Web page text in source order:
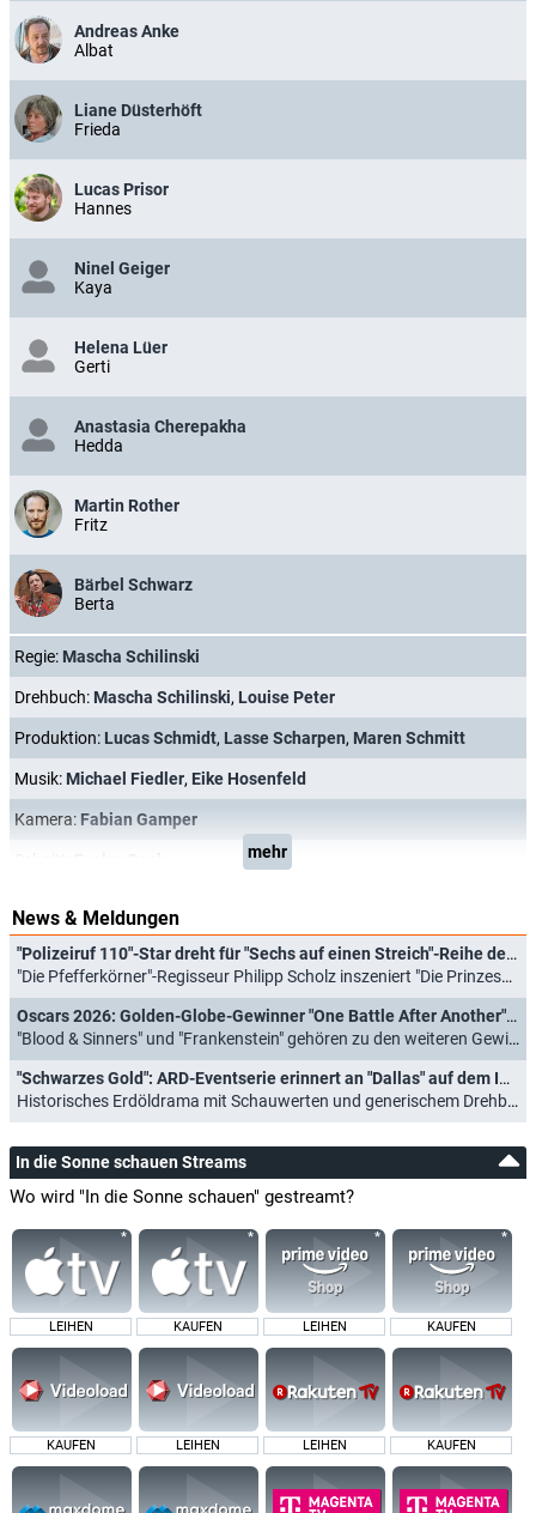
Andreas Anke
Albat
Liane Düsterhöft
Frieda
Lucas Prisor
Hannes
Ninel Geiger
Kaya
Helena Lüer
Gerti
Anastasia Cherepakha
Hedda
Martin Rother
Fritz
Bärbel Schwarz
Berta
Regie: Mascha Schilinski
Drehbuch: Mascha Schilinski, Louise Peter
Produktion: Lucas Schmidt, Lasse Scharpen, Maren Schmitt
Musik: Michael Fiedler, Eike Hosenfeld
Kamera: Fabian Gamper
mehr
News & Meldungen
"Polizeiruf 110"-Star dreht für "Sechs auf einen Streich"-Reihe der ARD
"Die Pfefferkörner"-Regisseur Philipp Scholz inszeniert "Die Prinzessin und der Stalljunge" (28.04.2026)
Oscars 2026: Golden-Globe-Gewinner "One Battle After Another" räumt bei der Preisverleihung ab
"Blood & Sinners" und "Frankenstein" gehören zu den weiteren Gewinnern (16.03.2026)
"Schwarzes Gold": ARD-Eventserie erinnert an "Dallas" auf dem Immenhof
Historisches Erdöldrama mit Schauwerten und generischem Drehbuch (21.12.2025)
In die Sonne schauen Streams
Wo wird "In die Sonne schauen" gestreamt?
LEIHEN KAUFEN LEIHEN KAUFEN
KAUFEN LEIHEN LEIHEN KAUFEN